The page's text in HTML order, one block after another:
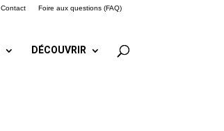
Contact Foire aux questions (FAQ)
DÉCOUVRIR